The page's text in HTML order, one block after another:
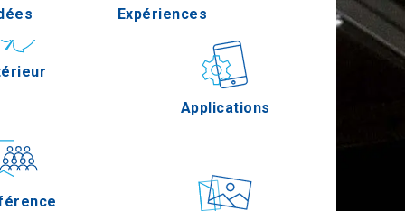
Serres
Gastronomie
Applications
Expériences